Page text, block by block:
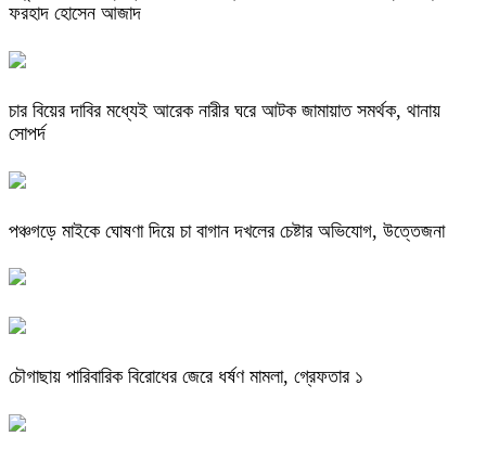
ফরহাদ হোসেন আজাদ
চার বিয়ের দাবির মধ্যেই আরেক নারীর ঘরে আটক জামায়াত সমর্থক, থানায়
সোপর্দ
পঞ্চগড়ে মাইকে ঘোষণা দিয়ে চা বাগান দখলের চেষ্টার অভিযোগ, উত্তেজনা
চৌগাছায় পারিবারিক বিরোধের জেরে ধর্ষণ মামলা, গ্রেফতার ১